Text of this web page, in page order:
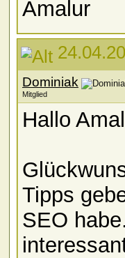
Amalur
Dominiak
Mitglied
Hallo
Tipps
SEO